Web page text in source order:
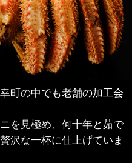
町の中でも老舗の加工会
を見極め、何十年と茹で
沢な一杯に仕上げていま